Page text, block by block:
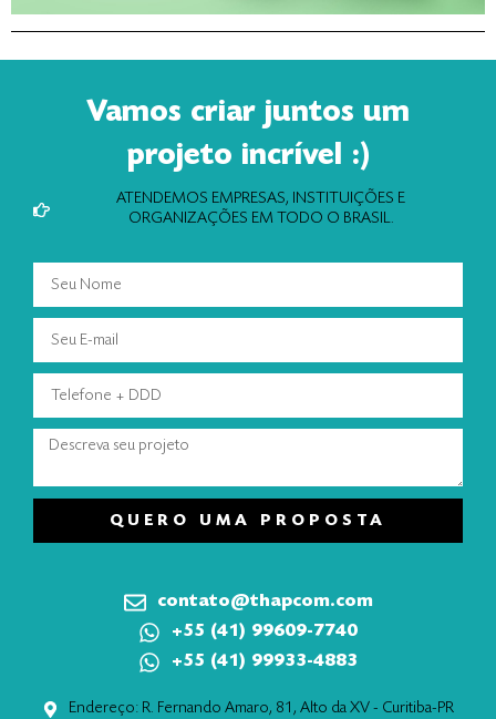
Vamos criar juntos um
projeto incrível :)
ATENDEMOS EMPRESAS, INSTITUIÇÕES E
ORGANIZAÇÕES EM TODO O BRASIL.
QUERO UMA PROPOSTA
contato@thapcom.com
+55 (41) 99609-7740
+55 (41) 99933-4883
Endereço: R. Fernando Amaro, 81, Alto da XV - Curitiba-PR